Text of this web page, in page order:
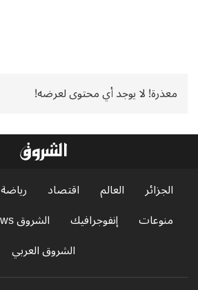
معذرة! لا يوجد أي محتوى لعرضه!
الجزائر العالم اقتصاد رياضة
منوعات
إنفوجرافيك الشروق News
الشروق العربي